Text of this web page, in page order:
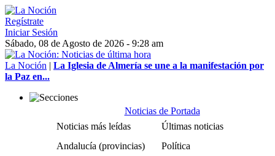
Regístrate
Iniciar Sesión
Sábado, 08 de Agosto de 2026 - 9:28 am
La Noción | La Iglesia de Almería se une a la manifestación por
la Paz en...
Noticias de Portada
Noticias más leídas
Últimas noticias
Andalucía (provincias)
Política